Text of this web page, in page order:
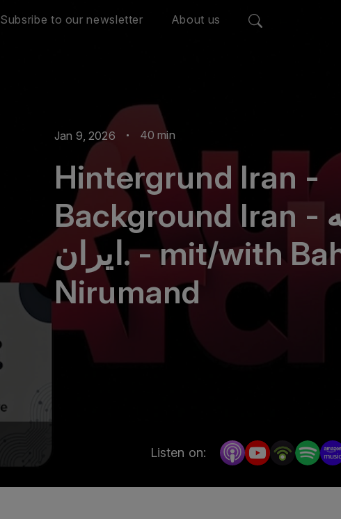
Subsribe to our newsletter About us
Jan 9, 2026 40 min
Hintergrund Iran -
Background Iran - پیش‌زمینه
ایران. - mit/with Bahman
Nirumand
Listen on: